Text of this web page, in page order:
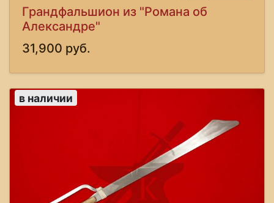
Грандфальшион из "Романа об
Александре"
31,900 руб.
в наличии